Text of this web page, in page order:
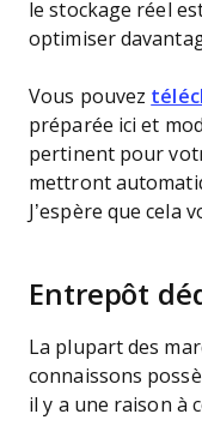
le stockage réel
optimiser
Vous pouvez
préparée ici et
pertinent pour
mettront
J’espère que cela
Entrepôt
La plupart des
connaissons
il y a une raison à